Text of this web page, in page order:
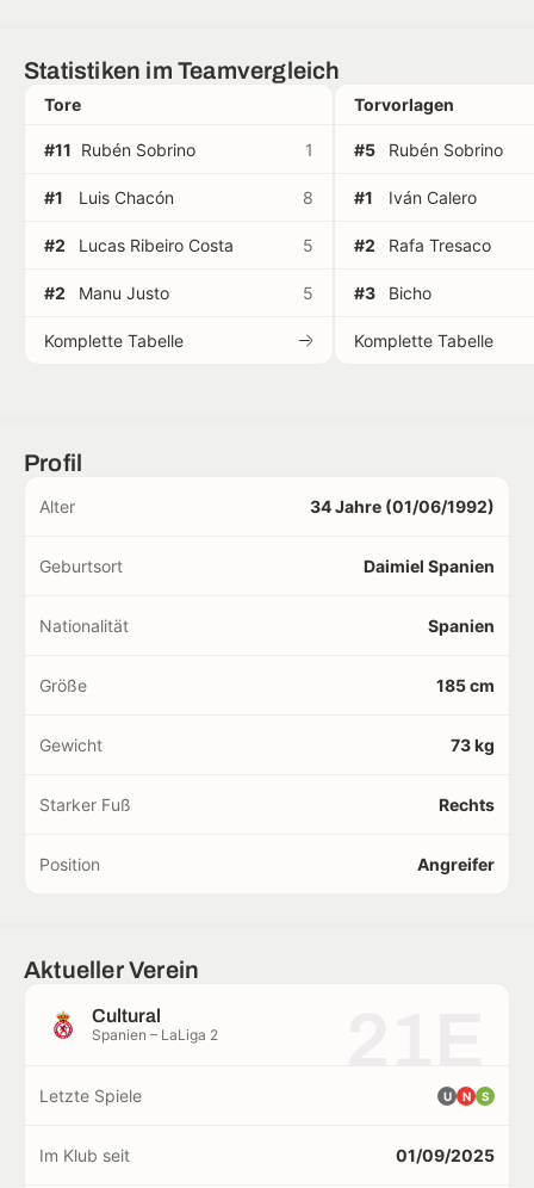
Statistiken im Teamvergleich
Tore
#11 Rubén Sobrino 1
#1 Luis Chacón 8
#2 Lucas Ribeiro Costa 5
#2 Manu Justo 5
Komplette Tabelle
Torvorlagen
#5 Rubén Sobrino
#1 Iván Calero
#2 Rafa Tresaco
#3 Bicho
Komplette Tabelle
Profil
Alter 34 Jahre (01/06/1992)
Geburtsort Daimiel Spanien
Nationalität Spanien
Größe 185 cm
Gewicht 73 kg
Starker Fuß Rechts
Position Angreifer
Aktueller Verein
Cultural
Spanien – LaLiga 2
Letzte Spiele U N S
Im Klub seit 01/09/2025